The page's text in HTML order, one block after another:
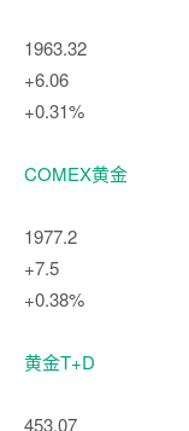
1963.32
+6.06
+0.31%
COMEX黄金
1977.2
+7.5
+0.38%
黄金T+D
453.07